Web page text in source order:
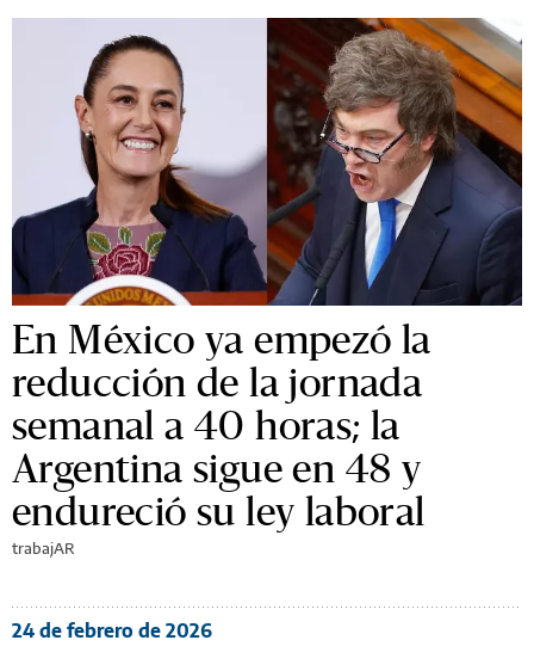
En México ya empezó la
reducción de la jornada
semanal a 40 horas; la
Argentina sigue en 48 y
endureció su ley laboral
trabajAR
24 de febrero de 2026